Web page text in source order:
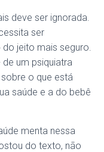
deve ser ignorada.
ser
jeito mais seguro.
de um psiquiatra
o que está
saúde e a do bebê
menta nessa
do texto, não